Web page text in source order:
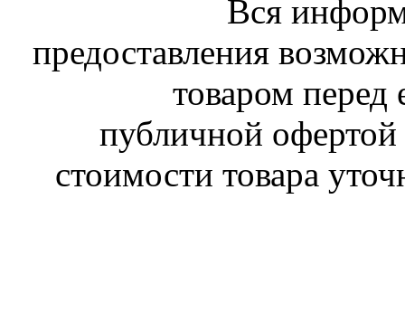
Вся
предоставления
товаром перед
публичной
стоимости товара